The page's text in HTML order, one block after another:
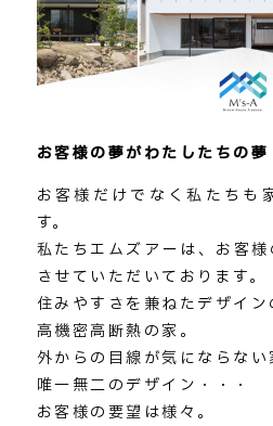
お客様の夢がわたしたちの夢
お客様だけでなく私たちも
す。
私たちエムズアーは、お客
させていただいております。
住みやすさを兼ねたデザイン
高機密高断熱の家。
外からの目線が気にならない
唯一無二のデザイン・・・
お客様の要望は様々。